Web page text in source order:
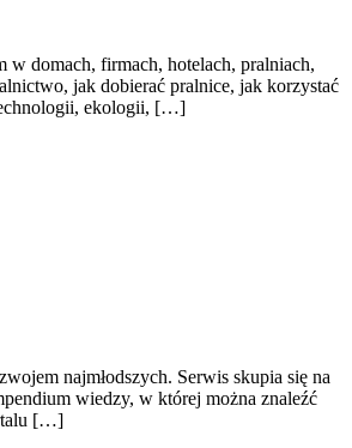
domach, firmach, hotelach, pralniach,
jak dobierać pralnice, jak korzystać
ekologii, […]
najmłodszych. Serwis skupia się na
wiedzy, w której można znaleźć
[…]